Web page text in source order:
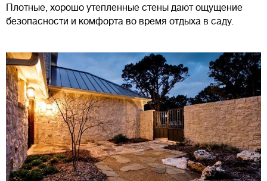
Плотные, хорошо утепленные стены дают ощущение
безопасности и комфорта во время отдыха в саду.